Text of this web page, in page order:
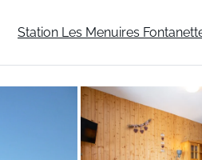
Station Les Menuires